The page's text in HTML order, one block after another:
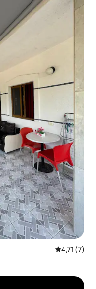
4,71 av 5 i
4,71 (7)